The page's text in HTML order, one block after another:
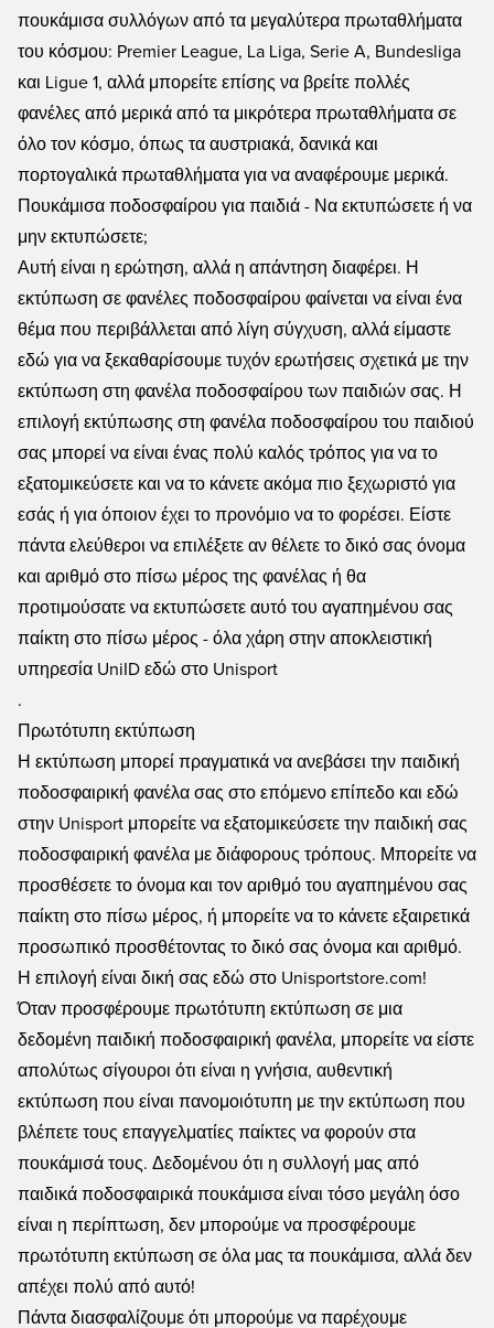
πουκάμισα συλλόγων από τα μεγαλύτερα πρωταθλήματα
του κόσμου: Premier League, La Liga, Serie A, Bundesliga
και Ligue 1, αλλά μπορείτε επίσης να βρείτε πολλές
φανέλες από μερικά από τα μικρότερα πρωταθλήματα σε
όλο τον κόσμο, όπως τα αυστριακά, δανικά και
πορτογαλικά πρωταθλήματα για να αναφέρουμε μερικά.
Πουκάμισα ποδοσφαίρου για παιδιά - Να εκτυπώσετε ή να
μην εκτυπώσετε;
Αυτή είναι η ερώτηση, αλλά η απάντηση διαφέρει. Η
εκτύπωση σε φανέλες ποδοσφαίρου φαίνεται να είναι ένα
θέμα που περιβάλλεται από λίγη σύγχυση, αλλά είμαστε
εδώ για να ξεκαθαρίσουμε τυχόν ερωτήσεις σχετικά με την
εκτύπωση στη φανέλα ποδοσφαίρου των παιδιών σας. Η
επιλογή εκτύπωσης στη φανέλα ποδοσφαίρου του παιδιού
σας μπορεί να είναι ένας πολύ καλός τρόπος για να το
εξατομικεύσετε και να το κάνετε ακόμα πιο ξεχωριστό για
εσάς ή για όποιον έχει το προνόμιο να το φορέσει. Είστε
πάντα ελεύθεροι να επιλέξετε αν θέλετε το δικό σας όνομα
και αριθμό στο πίσω μέρος της φανέλας ή θα
προτιμούσατε να εκτυπώσετε αυτό του αγαπημένου σας
παίκτη στο πίσω μέρος - όλα χάρη στην αποκλειστική
υπηρεσία UniID εδώ στο Unisport
.
Πρωτότυπη εκτύπωση
Η εκτύπωση μπορεί πραγματικά να ανεβάσει την παιδική
ποδοσφαιρική φανέλα σας στο επόμενο επίπεδο και εδώ
στην Unisport μπορείτε να εξατομικεύσετε την παιδική σας
ποδοσφαιρική φανέλα με διάφορους τρόπους. Μπορείτε να
προσθέσετε το όνομα και τον αριθμό του αγαπημένου σας
παίκτη στο πίσω μέρος, ή μπορείτε να το κάνετε εξαιρετικά
προσωπικό προσθέτοντας το δικό σας όνομα και αριθμό.
Η επιλογή είναι δική σας εδώ στο Unisportstore.com!
Όταν προσφέρουμε πρωτότυπη εκτύπωση σε μια
δεδομένη παιδική ποδοσφαιρική φανέλα, μπορείτε να είστε
απολύτως σίγουροι ότι είναι η γνήσια, αυθεντική
εκτύπωση που είναι πανομοιότυπη με την εκτύπωση που
βλέπετε τους επαγγελματίες παίκτες να φορούν στα
πουκάμισά τους. Δεδομένου ότι η συλλογή μας από
παιδικά ποδοσφαιρικά πουκάμισα είναι τόσο μεγάλη όσο
είναι η περίπτωση, δεν μπορούμε να προσφέρουμε
πρωτότυπη εκτύπωση σε όλα μας τα πουκάμισα, αλλά δεν
απέχει πολύ από αυτό!
Πάντα διασφαλίζουμε ότι μπορούμε να παρέχουμε